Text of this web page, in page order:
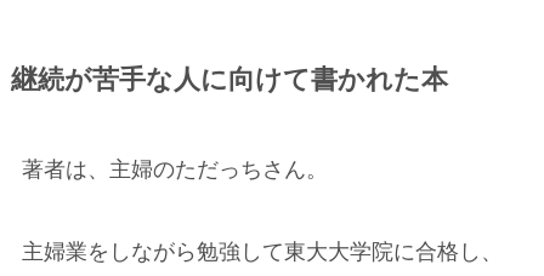
継続が苦手な人に向けて書かれた本
著者は、主婦のただっちさん。
主婦業をしながら勉強して東大大学院に合格し、